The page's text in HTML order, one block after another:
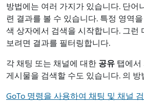
방법에는 여러 가지가 있습니다. 단어
련 결과를 볼 수 있습니다. 특정 영역
색 상자에서 검색을 시작합니다. 그런
보려면 결과를 필터링합니다.
각 채팅 또는 채널에 대한 공유 탭에서
게시물을 검색할 수도 있습니다. 의 방
GoTo 명령을 사용하여 채팅 및 채널